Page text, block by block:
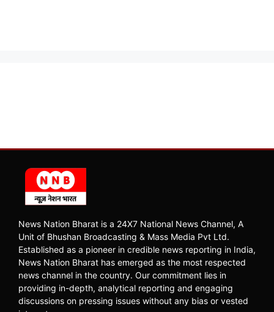
News Nation Bharat is a 24X7 National News Channel, A
Unit of Bhushan Broadcasting & Mass Media Pvt Ltd.
Established as a pioneer in credible news reporting in India,
News Nation Bharat has emerged as the most respected
news channel in the country. Our commitment lies in
providing in-depth, analytical reporting and engaging
discussions on pressing issues without any bias or vested